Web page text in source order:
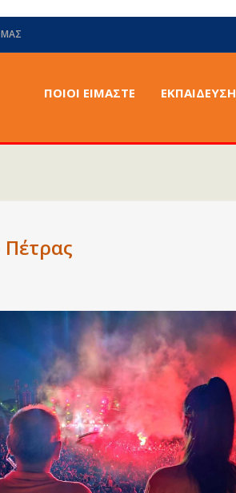
ΠΟΙΟΙ ΕΙΜΑΣΤΕ ΕΚΠΑΙΔΕΥΣΗ